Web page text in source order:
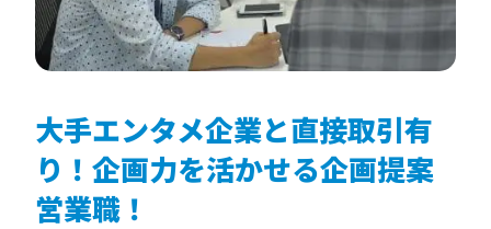
大手エンタメ企業と直接取引有
り！企画力を活かせる企画提案
営業職！